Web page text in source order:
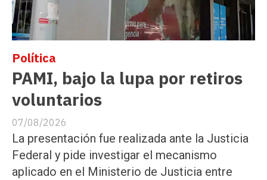
PAMI, bajo la lupa por retiros
voluntarios
Política
07/08/2026
La presentación fue realizada ante la Justicia
Federal y pide investigar el mecanismo
aplicado en el Ministerio de Justicia entre